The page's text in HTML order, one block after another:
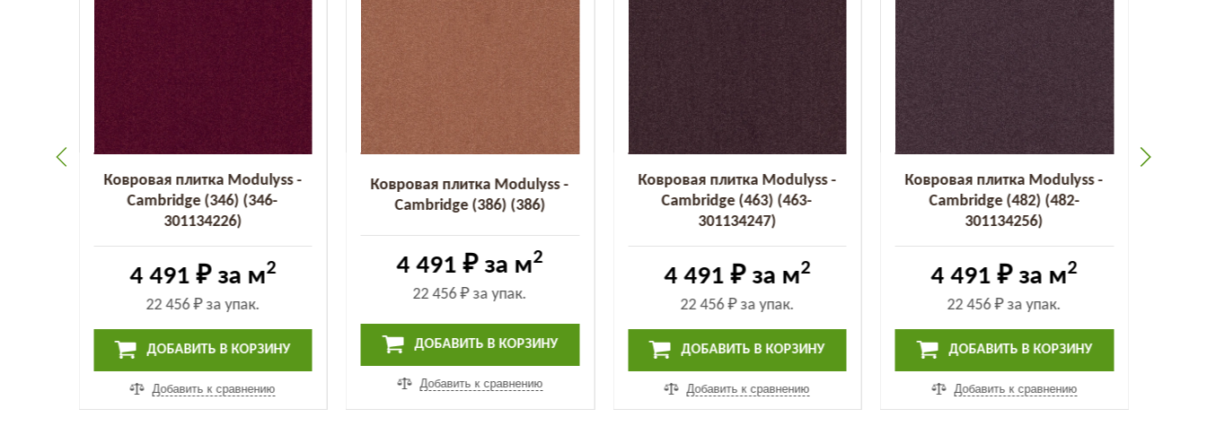
Ковровая плитка Modulyss -
Cambridge (346) (346-
301134226)
4 491 ₽за м2
22 456 ₽за упак.
ДОБАВИТЬ В КОРЗИНУ
Добавить к сравнению
Ковровая плитка Modulyss -
Cambridge (386) (386)
4 491 ₽за м2
22 456 ₽за упак.
ДОБАВИТЬ В КОРЗИНУ
Добавить к сравнению
Ковровая плитка Modulyss -
Cambridge (463) (463-
301134247)
4 491 ₽за м2
22 456 ₽за упак.
ДОБАВИТЬ В КОРЗИНУ
Добавить к сравнению
Ковровая плитка Modulyss -
Cambridge (482) (482-
301134256)
4 491 ₽за м2
22 456 ₽за упак.
ДОБАВИТЬ В КОРЗИНУ
Добавить к сравнению